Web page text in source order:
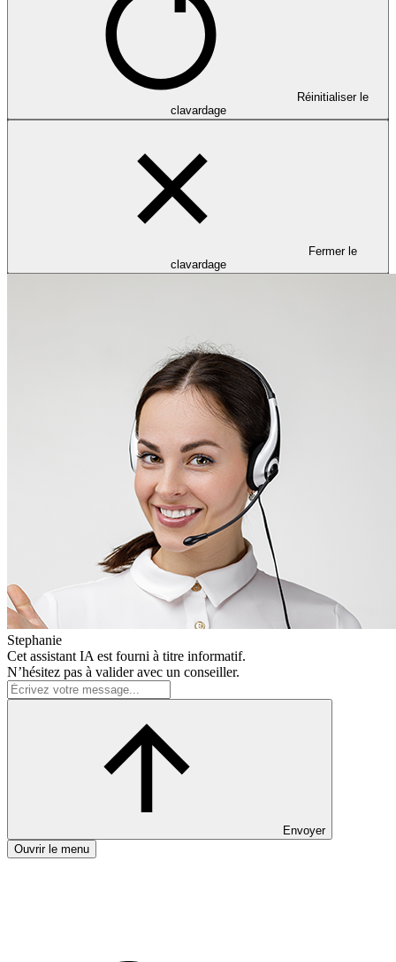
Réinitialiser le
clavardage
Fermer le
clavardage
Stephanie
Cet assistant IA est fourni à titre informatif.
N’hésitez pas à valider avec un conseiller.
Envoyer
Ouvrir le menu